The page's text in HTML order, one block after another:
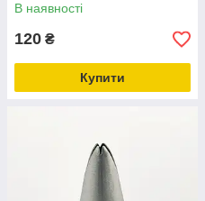
В наявності
120 ₴
Купити